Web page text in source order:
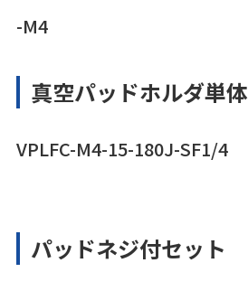
-M4
真空パッドホルダ単体
VPLFC-M4-15-180J-SF1/4
パッドネジ付セット